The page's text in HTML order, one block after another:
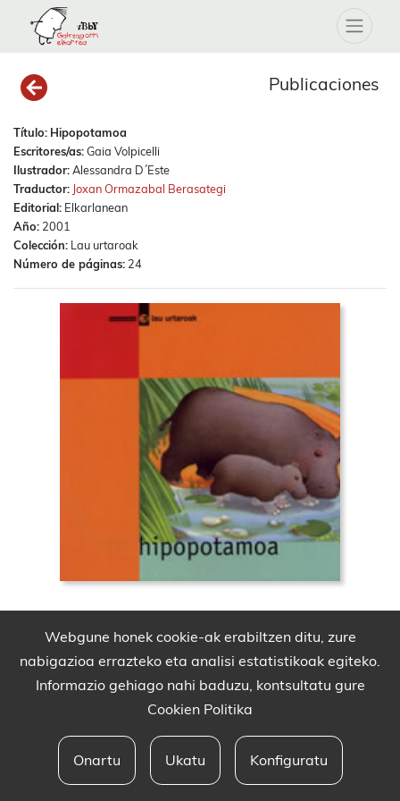
Publicaciones
Título: Hipopotamoa
Escritores/as:Gaia Volpicelli
Ilustrador:Alessandra D´Este
Traductor: Joxan Ormazabal Berasategi
Editorial: Elkarlanean
Año: 2001
Colección: Lau urtaroak
Número de páginas: 24
Webgune honek cookie-ak erabiltzen ditu, zure
nabigazioa errazteko eta analisi estatistikoak egiteko.
Informazio gehiago nahi baduzu, kontsultatu gure
Cookien Politika
Onartu Ukatu Konfiguratu